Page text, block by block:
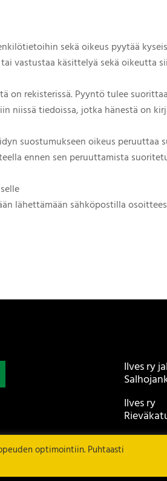
sekä oikeus pyytää
vastustaa käsittelyä sekä oikeutta
on rekisterissä. Pyyntö tulee
niissä tiedoissa, jotka hänestä on
suostumukseen oikeus peruuttaa
ennen sen peruuttamista
lähettämään sähköpostilla
Ilves ry
Ilves ry
Puh.
Puh.
optimointiin. Puhtaasti